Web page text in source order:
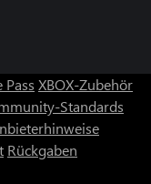
Pass XBOX-Zubehör
Standards
Rückgaben